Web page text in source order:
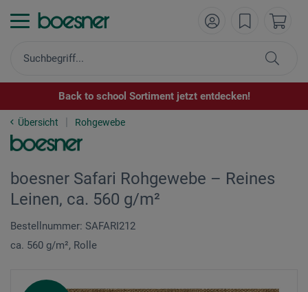
Back to school Sortiment jetzt entdecken!
Übersicht Rohgewebe
boesner Safari Rohgewebe – Reines
Leinen, ca. 560 g/m²
Bestellnummer: SAFARI212
ca. 560 g/m², Rolle